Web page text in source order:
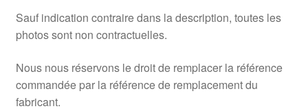
Sauf indication contraire dans la description, toutes les
photos sont non contractuelles.
Nous nous réservons le droit de remplacer la référence
commandée par la référence de remplacement du
fabricant.